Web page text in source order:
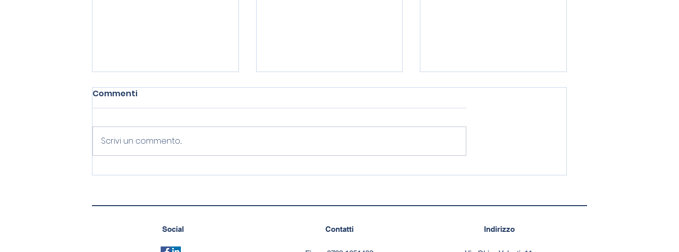
Bando Regione Marche:
Il mio libro, una guida
BANDO PROMOCOOP2020:
Commenti
Scrivi un commento...
Social Contatti Indirizzo